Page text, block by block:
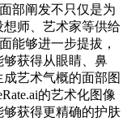
部阐发不只仅是为
师、艺术家等供给
能够进一步提拔，
获得从眼睛、鼻
艺术气概的面部图
的艺术化图像
获得更精确的护肤